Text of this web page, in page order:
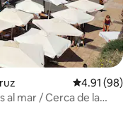
Calificación
4.91 (98)
al mar / Cerca de la